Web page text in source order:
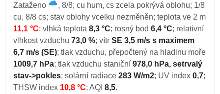
Zataženo
, 8/8; cu hum, cs zcela pokrývá oblohu; 1/8
cu, 8/8 cs; stav oblohy vcelku nezměněn; teplota ve 2 m
11,1 °C; vlhká teplota 8,3 °C; rosný bod 6,4 °C; relativní
vlhkost vzduchu 73,0 %; vítr SE 3,5 m/s s maximem
6,7 m/s (SE); tlak vzduchu, přepočtený na hladinu moře
1009,7 hPa; tlak vzduchu staniční 978,0 hPa, setrvalý
stav->pokles; solární radiace 283 W/m2; UV index 0,7;
THSW index 10,8 °C; AQI 8,5.